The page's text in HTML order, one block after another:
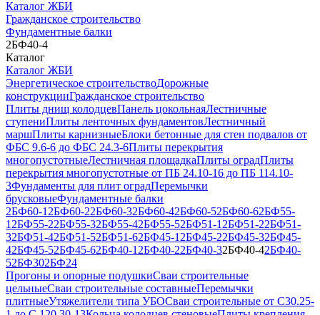
Каталог ЖБИ
Гражданское строительство
Фундаментные балки
2БФ40-4
Каталог
Каталог ЖБИ
Энергетическое строительствоДорожные
конструкцииГражданское строительство
Плиты днищ колодцевПанель цокольнаяЛестничные
ступениПлиты ленточных фундаментовЛестничный
маршПлиты карнизныеБлоки бетонные для стен подвалов от
ФБС 9.6-6 до ФБС 24.3-6Плиты перекрытия
многопустотныеЛестничная площадкаПлиты оградПлиты
перекрытия многопустотные от ПБ 24.10-16 до ПБ 114.10-
3Фундаменты для плит оградПеремычки
брусковыеФундаментные балки
2БФ60-1 2БФ60-22БФ60-32БФ60-42БФ60-52БФ60-62БФ55-
1 2БФ55-22БФ55-32БФ55-42БФ55-52БФ51-1 2БФ51-22БФ51-
32БФ51-42БФ51-52БФ51-62БФ45-1 2БФ45-22БФ45-32БФ45-
42БФ45-52БФ45-62БФ40-1 2БФ40-22БФ40-32БФ40-42БФ40-
52БФ302БФ24
Прогоны и опорные подушкиСваи строительные
цельныеСваи строительные составныеПеремычки
плитныеУтяжелители типа УБОСваи строительные от С30.25-